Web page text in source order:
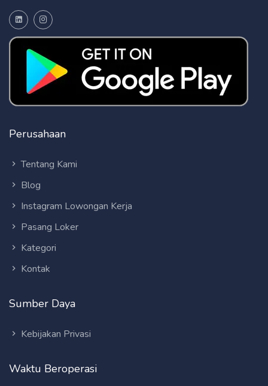
Perusahaan
Tentang Kami
Blog
Instagram Lowongan Kerja
Pasang Loker
Kategori
Kontak
Sumber Daya
Kebijakan Privasi
Waktu Beroperasi